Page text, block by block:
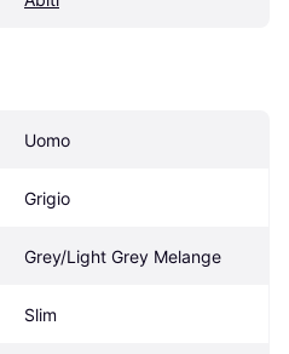
Uomo
Grigio
Grey/Light Grey Melange
Slim